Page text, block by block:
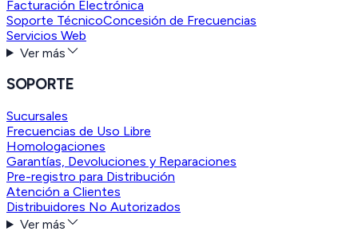
Facturación Electrónica
Soporte TécnicoConcesión de Frecuencias
Servicios Web
Ver más
SOPORTE
Sucursales
Frecuencias de Uso Libre
Homologaciones
Garantías, Devoluciones y Reparaciones
Pre-registro para Distribución
Atención a Clientes
Distribuidores No Autorizados
Ver más